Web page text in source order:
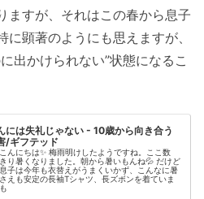
ますが、それはこの春から息子
顕著のようにも思えますが、
出かけられない”状態になるこ
には失礼じゃない - 10歳から向き合う
/ギフテッド
んにちは✨ 梅雨明けしたようですね。ここ数
り暑くなりました。朝から暑いもんね💦 だけど
子は今年も衣替えがうまくいかず、こんなに暑
えも安定の長袖Tシャツ、長ズボンを着ていま